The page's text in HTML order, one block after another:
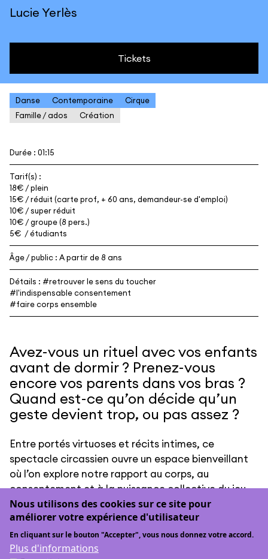
Lucie Yerlès
Tickets
Danse Contemporaine
Cirque
Famille / ados
Création
Durée : 01:15
Tarif(s) :
18€ / plein
15€ / réduit (carte prof, + 60 ans, demandeur-se d'emploi)
10€ / super réduit
10€ / groupe (8 pers.)
5€ / étudiants
Âge / public : A partir de 8 ans
Détails : #retrouver le sens du toucher
#l'indispensable consentement
#faire corps ensemble
Avez-vous un rituel avec vos enfants
avant de dormir ? Prenez-vous
encore vos parents dans vos bras ?
Quand est-ce qu’on décide qu’un
geste devient trop, ou pas assez ?
Entre portés virtuoses et récits intimes, ce
spectacle circassien ouvre un espace bienveillant
où l’on explore notre rapport au corps, au
consentement et à la puissance collective du jeu
et de l’acrobatie.
Quatre acrobates, un musicien et une troupe de
complices tissent un paysage sensible, joyeux et
Nous utilisons des cookies sur ce site pour
améliorer votre expérience d'utilisateur
En cliquant sur le bouton "Accepter", vous nous donnez votre accord.
Plus d'informations